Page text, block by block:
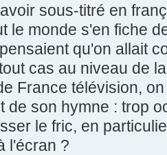
sous-titré en
le monde s'en fiche
qu'on allait
cas au niveau de
France télévision,
de son hymne : trop
le fric, en
l'écran ?